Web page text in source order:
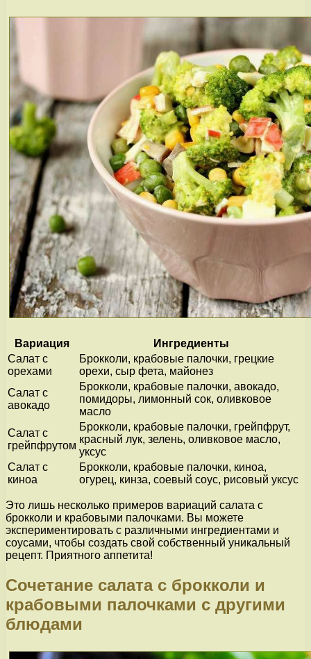
Вариация
Ингредиенты
Салат с
орехами
Брокколи, крабовые палочки, грецкие
орехи, сыр фета, майонез
Салат с
авокадо
Брокколи, крабовые палочки, авокадо,
помидоры, лимонный сок, оливковое
масло
Салат с
грейпфрутом
Брокколи, крабовые палочки, грейпфрут,
красный лук, зелень, оливковое масло,
уксус
Салат с
киноа
Брокколи, крабовые палочки, киноа,
огурец, кинза, соевый соус, рисовый уксус
Это лишь несколько примеров вариаций салата с
брокколи и крабовыми палочками. Вы можете
экспериментировать с различными ингредиентами и
соусами, чтобы создать свой собственный уникальный
рецепт. Приятного аппетита!
Сочетание салата с брокколи и
крабовыми палочками с другими
блюдами